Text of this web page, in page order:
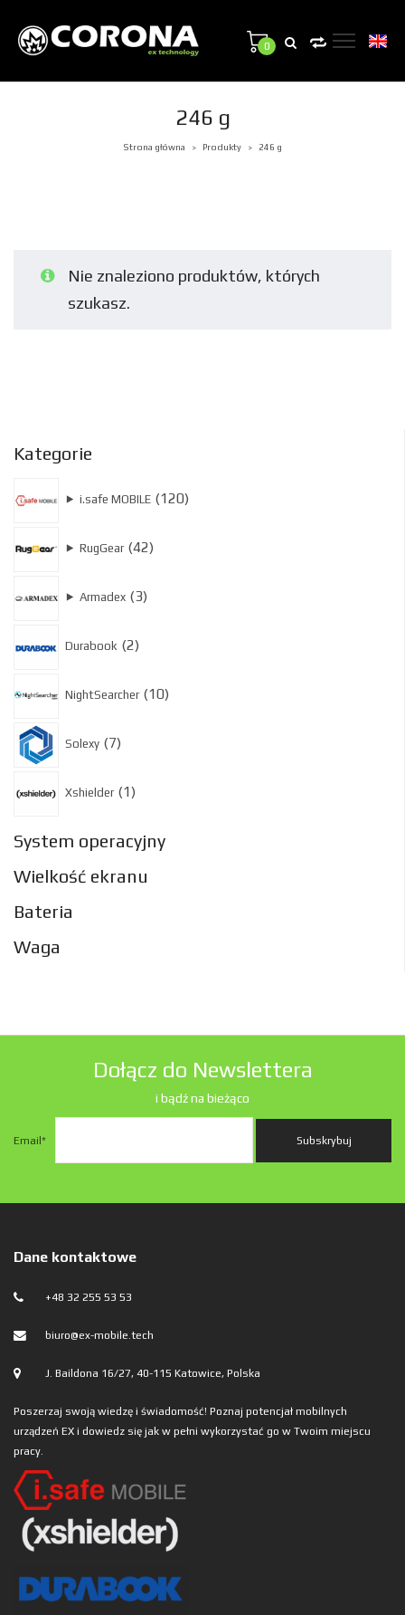
0
246 g
Strona główna > Produkty > 246 g
Nie znaleziono produktów, których
szukasz.
Kategorie
⯈ i.safe MOBILE 120
⯈ RugGear 42
⯈ Armadex 3
Durabook 2
NightSearcher 10
Solexy 7
Xshielder 1
System operacyjny
Wielkość ekranu
Bateria
Waga
Dołącz do Newslettera
i bądź na bieżąco
Email *
Dane kontaktowe
+48 32 255 53 53
biuro@ex-mobile.tech
J. Baildona 16/27, 40-115 Katowice, Polska
Poszerzaj swoją wiedzę i świadomość! Poznaj potencjał mobilnych
urządzeń EX i dowiedz się jak w pełni wykorzystać go w Twoim miejscu
pracy.